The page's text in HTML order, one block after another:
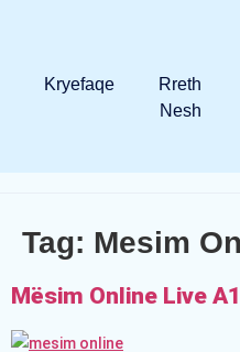
Kryefaqe
Rreth
Nesh
Tag: Mesim
Mësim Online Live